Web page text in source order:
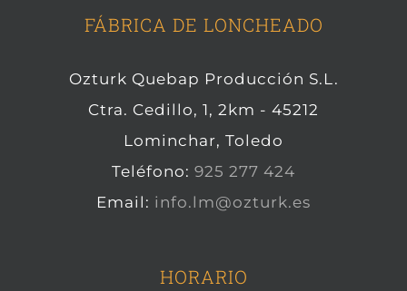
FÁBRICA DE LONCHEADO
Ozturk Quebap Producción S.L.
Ctra. Cedillo, 1, 2km - 45212
Lominchar, Toledo
Teléfono: 925 277 424
Email: info.lm@ozturk.es
HORARIO